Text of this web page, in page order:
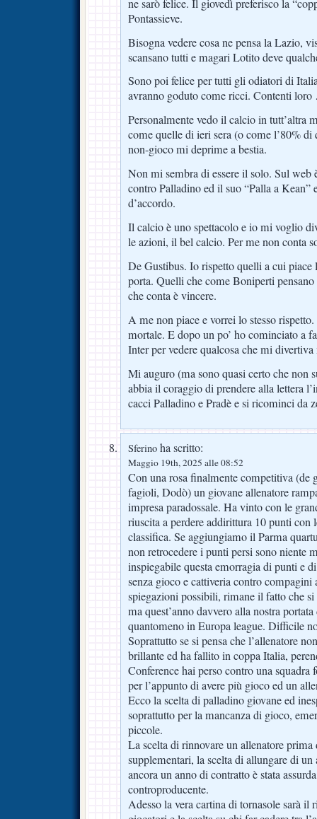
ne sarò felice. Il giovedì preferisco la
Pontassieve.
Bisogna vedere cosa ne pensa la Lazio,
scansano tutti e magari Lotito deve
Sono poi felice per tutti gli odiatori di
avranno goduto come ricci. Contenti
Personalmente vedo il calcio in tutt’altra
come quelle di ieri sera (o come l’80% di
non-gioco mi deprime a bestia.
Non mi sembra di essere il solo. Sul web
contro Palladino ed il suo “Palla a Kean”
d’accordo.
Il calcio è uno spettacolo e io mi voglio
le azioni, il bel calcio. Per me non conta
De Gustibus. Io rispetto quelli a cui piace
porta. Quelli che come Boniperti
che conta è vincere.
A me non piace e vorrei lo stesso
mortale. E dopo un po’ ho cominciato a
Inter per vedere qualcosa che mi
Mi auguro (ma sono quasi certo che non
abbia il coraggio di prendere alla lettera
cacci Palladino e Pradè e si ricominci da
Sferino ha scritto:
Maggio 19th, 2025 alle 08:52
Con una rosa finalmente competitiva (de
fagioli, Dodò) un giovane allenatore
impresa paradossale. Ha vinto con le
riuscita a perdere addirittura 10 punti con
classifica. Se aggiungiamo il Parma
non retrocedere i punti persi sono niente
inspiegabile questa emorragia di punti e
senza gioco e cattiveria contro
spiegazioni possibili, rimane il fatto che si
ma quest’anno davvero alla nostra
quantomeno in Europa league. Difficile
Soprattutto se si pensa che l’allenatore
brillante ed ha fallito in coppa Italia,
Conference hai perso contro una squadra
per l’appunto di avere più gioco ed un
Ecco la scelta di palladino giovane ed
soprattutto per la mancanza di gioco,
piccole.
La scelta di rinnovare un allenatore
supplementari, la scelta di allungare di un
ancora un anno di contratto è stata
controproducente.
Adesso la vera cartina di tornasole sarà il